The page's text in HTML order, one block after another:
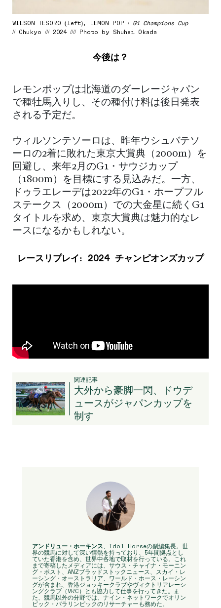
WILSON TESORO (left), LEMON POP / G1 Champions Cup
// Chukyo /// 2024 //// Photo by Shuhei Okada
今後は？
レモンポップは北海道のダーレージャパン
で種牡馬入りし、その種付け料は後日発表
される予定だ。
ウィルソンテソーロは、昨年ウシュバテソ
ーロの2着に敗れた東京大賞典（2000m）を
回避し、来年2月のG1・サウジカップ
（1800m）を目標にする見込みだ。一方、
ドゥラエレーデは2022年のG1・ホープフル
ステークス（2000m）での大金星に続くG1
タイトルを求め、東京大賞典は魅力的なレ
ースになるかもしれない。
レースリプレイ: 2024 チャンピオンズカップ
関連記事
大外から豪脚一閃、ドウデ
ュースがジャパンカップを
制す
アンドリュー・ホーキンス 、Idol Horseの副編集長。世
界の競馬に対して深い情熱を持っており、5年間拠点とし
ていた香港を含め、世界中各地で取材を行っている。これ
まで寄稿したメディアには、サウス・チャイナ・モーニン
グ・ポスト、ANZブラッドストックニュース、スカイ・レ
ーシング・オーストラリア、ワールド・ホース・レーシン
グが含まれ、香港ジョッキークラブやヴィクトリアレーシ
ングクラブ（VRC）とも協力して仕事を行ってきた。ま
た、競馬以外の分野では、ナイン・ネットワークでオリン
ピック・パラリンピックのリサーチャーも務めた。